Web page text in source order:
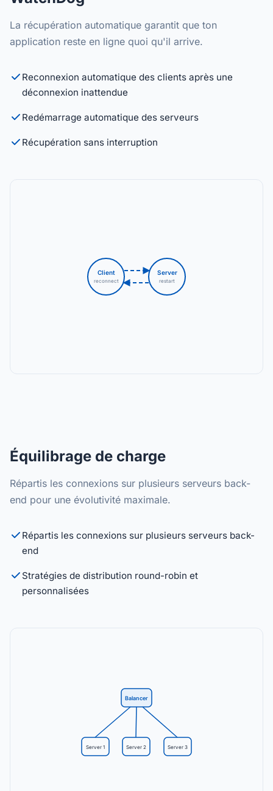
La récupération automatique garantit que ton
application reste en ligne quoi qu'il arrive.
Reconnexion automatique des clients après une
déconnexion inattendue
Redémarrage automatique des serveurs
Récupération sans interruption
Client
reconnect
Server
restart
Équilibrage de charge
Répartis les connexions sur plusieurs serveurs back-
end pour une évolutivité maximale.
Répartis les connexions sur plusieurs serveurs back-
end
Stratégies de distribution round-robin et
personnalisées
Balancer
Server 1 Server 2 Server 3